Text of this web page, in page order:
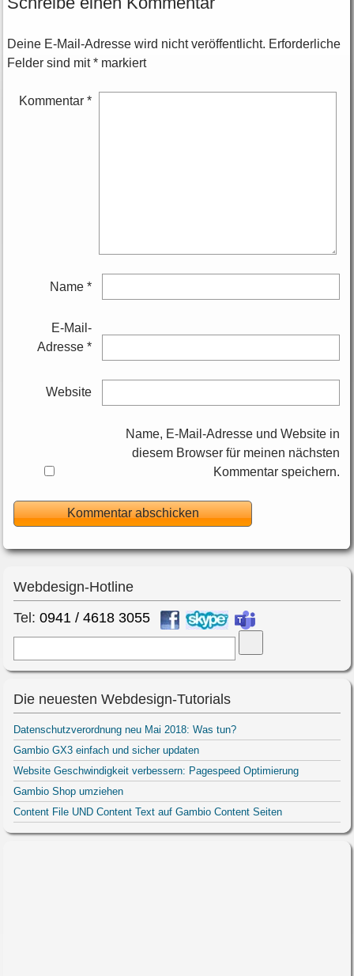
Deine E-Mail-Adresse wird nicht veröffentlicht. Erforderliche
Felder sind mit*markiert
Kommentar*
Name*
E-Mail-
Adresse*
Website
Name, E-Mail-Adresse und Website in
diesem Browser für meinen nächsten
Kommentar speichern.
Webdesign-Hotline
Tel:0941 / 4618 3055
Die neuesten Webdesign-Tutorials
Datenschutzverordnung neu Mai 2018: Was tun?
Gambio GX3 einfach und sicher updaten
Website Geschwindigkeit verbessern: Pagespeed Optimierung
Gambio Shop umziehen
Content File UND Content Text auf Gambio Content Seiten